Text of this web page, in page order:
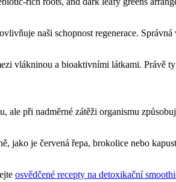
naši schopnost regenerace.
vlákninou a bioaktivními látkami. Právě
ale při nadměrné zátěži organismu
jako je červená řepa, brokolice nebo
osvědčené recepty na detoxikační